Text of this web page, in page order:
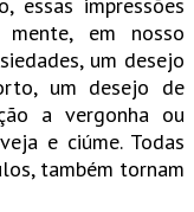
essas impressões
mente, em nosso
um desejo
um desejo de
a vergonha ou
e ciúme. Todas
também tornam